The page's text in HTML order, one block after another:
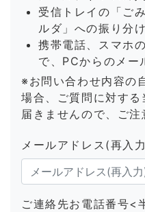
受信トレイの「ご
ルダ」への振り分け
携帯電話、スマホ
で、PCからのメー
※お問い合わせ内容の
場合、ご質問に対す
届きませんので、ご注
メールアドレス(再入
ご連絡先お電話番号